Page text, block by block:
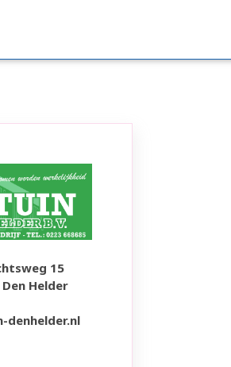
15
Den Helder
denhelder.nl